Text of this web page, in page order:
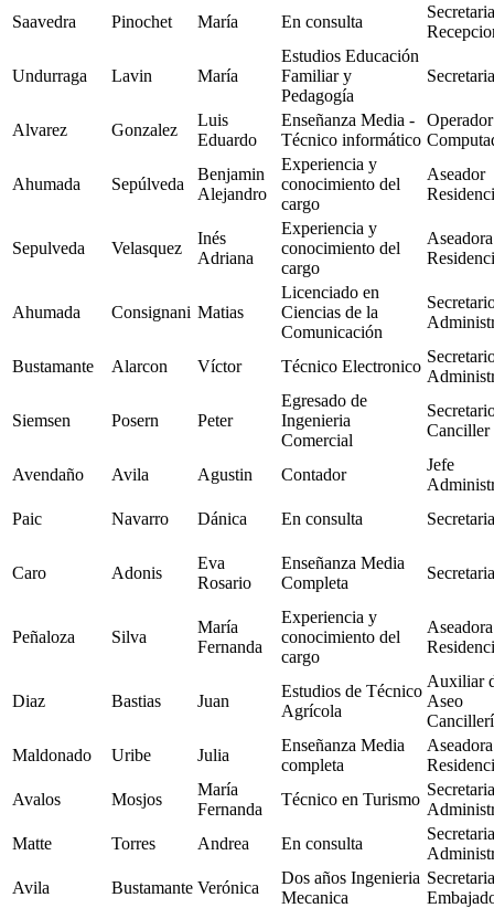
Saavedra Pinochet María En consulta
Secretaria
Undurraga Lavin María
Estudios Educación
Familiar y
Pedagogía
Secretaria
Alvarez Gonzalez
Luis
Eduardo
Enseñanza Media -
Técnico informático
Ahumada Sepúlveda
Benjamin
Alejandro
Experiencia y
conocimiento del
cargo
Aseador
Sepulveda Velasquez
Inés
Adriana
Experiencia y
conocimiento del
cargo
Aseadora
Ahumada Consignani Matias
Licenciado en
Ciencias de la
Comunicación
Bustamante Alarcon Víctor Técnico Electronico
Siemsen Posern Peter
Egresado de
Ingenieria
Comercial
Canciller
Avendaño Avila Agustin Contador
Jefe
Paic
Navarro Dánica En consulta Secretaria
Caro Adonis
Eva
Rosario
Enseñanza Media
Completa
Secretaria
Peñaloza Silva
María
Fernanda
Experiencia y
conocimiento del
cargo
Aseadora
Diaz Bastias Juan
Estudios de Técnico
Agrícola
Auxiliar
Aseo
Maldonado
Uribe Julia
Enseñanza Media
completa
Aseadora
Avalos
Mosjos
María
Fernanda
Técnico en Turismo
Secretaria
Matte
Torres Andrea En consulta
Secretaria
Avila
Bustamante Verónica
Dos años Ingenieria
Mecanica
Secretaria